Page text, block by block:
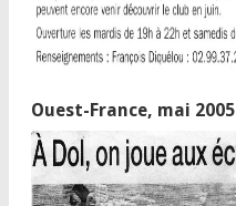
Ouest-France, mai 2005